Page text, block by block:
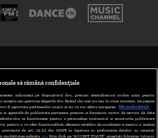
ABONARE DIGI TV
PREFERINȚELE
să rămână confidențiale
informații pe dispozitivul dvs., precum identificatorii cookie unici pentru
sau gestiona alegerile dvs. făcând clic mai jos sau în orice moment, pe pagina
fi raportate partenerilor noștri și nu vă vor afecta navigarea.
Mai multe detalii
si agentiile de publicitate partenere, precum si furnizorii nostri de servicii de date
ului sa functioneze, pentru a personaliza continutul si anunturile publicitare
pentru a va oferi functionalitati aferente retelelor de socializare si pentru a analiza
de art. 15-22 din GDPR in legatura cu prelucrarea datelor cu caracter
modalitatea indicata aici. Prin click pe “ACCEPT TOATE”, acceptati folosirea tuturor